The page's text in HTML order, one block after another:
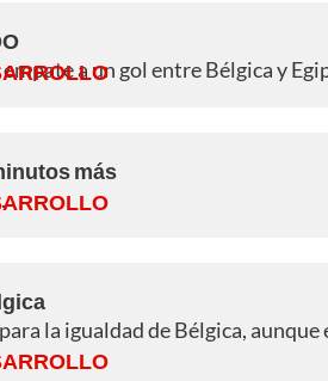
a un gol entre Bélgica y
más
la igualdad de Bélgica,